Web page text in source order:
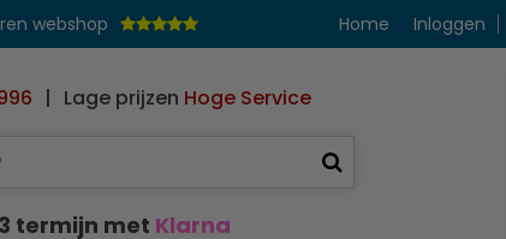
webshop Home Inloggen
| Lage prijzen Hoge Service
termijn met Klarna